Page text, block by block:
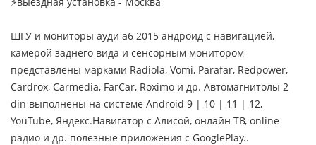
ШГУ и мониторы ауди а6 2015 андроид с навигацией,
камерой заднего вида и сенсорным монитором
представлены марками Radiola, Vomi, Parafar, Redpower,
Cardrox, Carmedia, FarCar, Roximo и др. Автомагнитолы 2
din выполнены на системе Android 9 | 10 | 11 | 12,
YouTube, Яндекс.Навигатор с Алисой, онлайн ТВ, online-
радио и др. полезные приложения с GooglePlay..